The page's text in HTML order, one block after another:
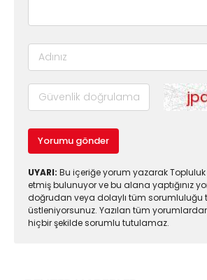
Yorumu gönder
UYARI: Bu içeriğe yorum yazarak Topluluk
etmiş bulunuyor ve bu alana yaptığınız
doğrudan veya dolaylı tüm sorumluluğu
üstleniyorsunuz. Yazılan tüm
hiçbir şekilde sorumlu tutulamaz.